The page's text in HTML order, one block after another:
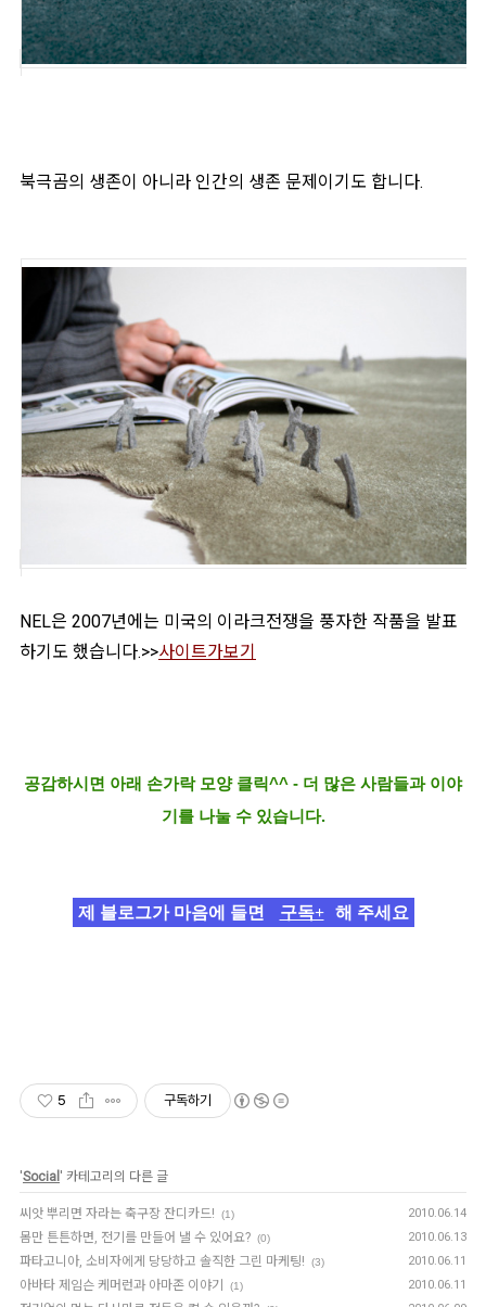
북극곰의 생존이 아니라 인간의 생존 문제이기도 합니다.
NEL은 2007년에는 미국의 이라크전쟁을 풍자한 작품을 발표
하기도 했습니다.>>사이트가보기
공감하시면 아래 손가락 모양 클릭^^ - 더 많은 사람들과 이야
기를 나눌 수 있습니다.
제 블로그가 마음에 들면 구독+ 해 주세요
5 구독하기
'Social ' 카테고리의 다른 글
씨앗 뿌리면 자라는 축구장 잔디카드! (1) 2010.06.14
몸만 튼튼하면, 전기를 만들어 낼 수 있어요? (0) 2010.06.13
파타고니아, 소비자에게 당당하고 솔직한 그린 마케팅! (3) 2010.06.11
아바타 제임슨 케머런과 아마존 이야기 (1) 2010.06.11